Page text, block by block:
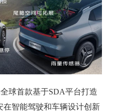
球首款基于SDA平台打造
在智能驾驶和车辆设计创新